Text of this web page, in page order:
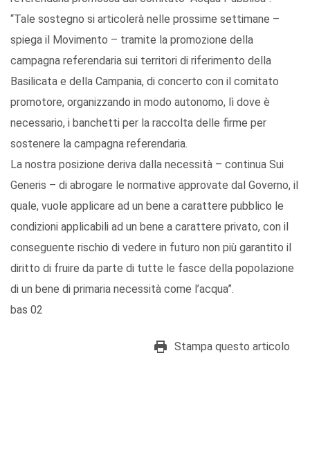
“Tale sostegno si articolerà nelle prossime settimane –
spiega il Movimento – tramite la promozione della
campagna referendaria sui territori di riferimento della
Basilicata e della Campania, di concerto con il comitato
promotore, organizzando in modo autonomo, lì dove è
necessario, i banchetti per la raccolta delle firme per
sostenere la campagna referendaria.
La nostra posizione deriva dalla necessità – continua Sui
Generis – di abrogare le normative approvate dal Governo, il
quale, vuole applicare ad un bene a carattere pubblico le
condizioni applicabili ad un bene a carattere privato, con il
conseguente rischio di vedere in futuro non più garantito il
diritto di fruire da parte di tutte le fasce della popolazione
di un bene di primaria necessità come l’acqua”.
bas 02
Stampa questo articolo